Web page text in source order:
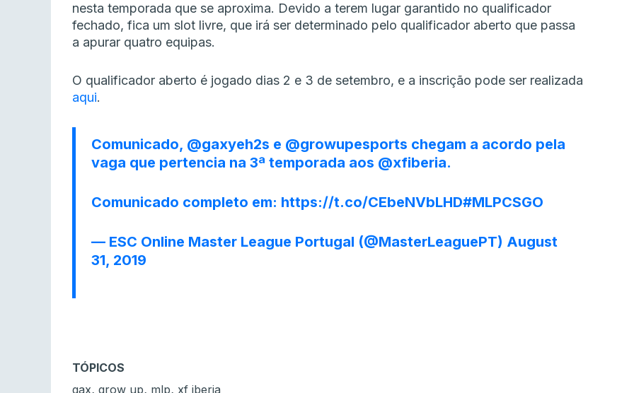
nesta temporada que se aproxima. Devido a terem lugar garantido no qualificador
fechado, fica um slot livre, que irá ser determinado pelo qualificador aberto que passa
a apurar quatro equipas.
O qualificador aberto é jogado dias 2 e 3 de setembro, e a inscrição pode ser realizada
aqui.
Comunicado, @gaxyeh2s e @growupesports chegam a acordo pela
vaga que pertencia na 3ª temporada aos @xfiberia.
Comunicado completo em: https://t.co/CEbeNVbLHD#MLPCSGO
— ESC Online Master League Portugal (@MasterLeaguePT) August
31, 2019
TÓPICOS
gax, grow up, mlp, xf iberia